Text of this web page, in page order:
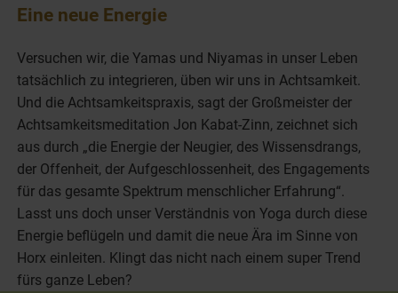
Eine neue Energie
Versuchen wir, die Yamas und Niyamas in unser Leben
tatsächlich zu integrieren, üben wir uns in Achtsamkeit.
Und die Achtsamkeitspraxis, sagt der Großmeister der
Achtsamkeitsmeditation Jon Kabat-Zinn, zeichnet sich
aus durch „die Energie der Neugier, des Wissensdrangs,
der Offenheit, der Aufgeschlossenheit, des Engagements
für das gesamte Spektrum menschlicher Erfahrung“.
Lasst uns doch unser Verständnis von Yoga durch diese
Energie beflügeln und damit die neue Ära im Sinne von
Horx einleiten. Klingt das nicht nach einem super Trend
fürs ganze Leben?